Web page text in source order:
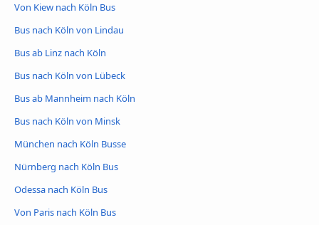
Von Kiew nach Köln Bus
Bus nach Köln von Lindau
Bus ab Linz nach Köln
Bus nach Köln von Lübeck
Bus ab Mannheim nach Köln
Bus nach Köln von Minsk
München nach Köln Busse
Nürnberg nach Köln Bus
Odessa nach Köln Bus
Von Paris nach Köln Bus